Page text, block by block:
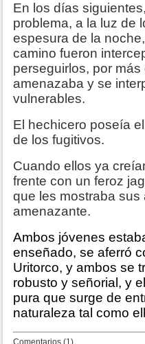
En los días
problema, a la luz de
espesura de la
camino fueron
perseguirlos, por
amenazaba y se
vulnerables.
El hechicero poseía
de los fugitivos.
Cuando ellos ya
frente con un feroz
que les mostraba sus
amenazante.
Ambos jóvenes
enseñado, se aferró
Uritorco, y ambos se
robusto y señorial, y
pura que surge de
naturaleza tal como
Comentarios (1)